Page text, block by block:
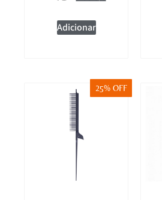
Adicionar
25% OFF